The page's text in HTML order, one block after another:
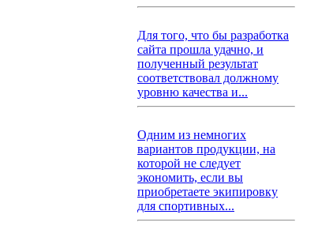
Для того, что бы разработка
сайта прошла удачно, и
полученный результат
соответствовал должному
уровню качества и...
Одним из немногих
вариантов продукции, на
которой не следует
экономить, если вы
приобретаете экипировку
для спортивных...